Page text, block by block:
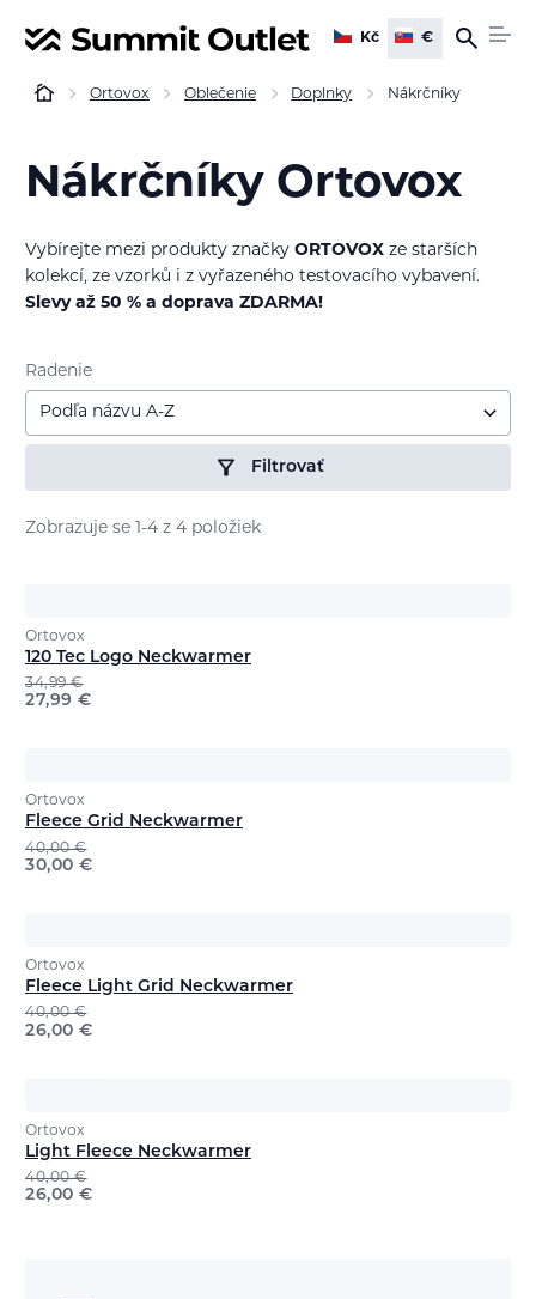
Kč €
Ortovox Oblečenie Doplnky Nákrčníky
Nákrčníky Ortovox
Vybírejte mezi produkty značky ORTOVOX ze starších
kolekcí, ze vzorků i z vyřazeného testovacího vybavení.
Slevy až 50 % a doprava ZDARMA!
Radenie
Podľa názvu A-Z
Filtrovať
Zobrazuje se 1-4 z 4 položiek
Ortovox
120 Tec Logo Neckwarmer
34,99€
27,99 €
Ortovox
Fleece Grid Neckwarmer
40,00€
30,00 €
Ortovox
Fleece Light Grid Neckwarmer
40,00€
26,00 €
Ortovox
Light Fleece Neckwarmer
40,00€
26,00 €